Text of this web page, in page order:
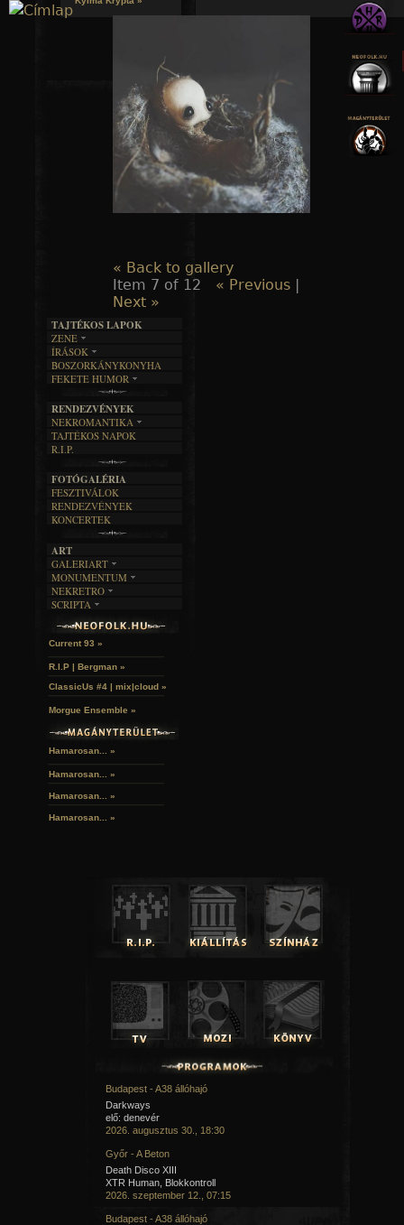
Jump to navigation
« Back to gallery
Item 7 of 12
« Previous |
Next »
TAJTÉKOS LAPOK
ZENE
EGYÜTTESEK
INTERJÚK
FORDÍTÁSOK
DALSZÖVEGEK
ÍRÁSOK
IRODALOM
FILM
MŰVÉSZET
ÍRÁSTÖRTÉNET
BOSZORKÁNYKONYHA
FEKETE HUMOR
SZÖVEGES
RENDEZVÉNYEK
NEKROMANTIKA
AKTUÁLIS
A MÚLT
TAJTÉKOS NAPOK
R.I.P.
FOTÓGALÉRIA
FESZTIVÁLOK
RENDEZVÉNYEK
KONCERTEK
ART
GALERIART
ARTGALERI
KÉPREGÉNYEK
LAKÁSKULTS
MONUMENTUM
TEMETŐK
TEMPLOMOK
VÁRAK
HELYEK
NEKRETRO
SZUBKULT
FEKETE LYUK
RELIKVIÁK
SCRIPTA
NOVELLÁK
Current 93 »
R.I.P | Bergman »
ClassicUs #4 | mix|cloud »
Morgue Ensemble »
Hamarosan... »
Hamarosan... »
Hamarosan... »
Hamarosan... »
Budapest - A38 állóhajó
Darkways
elő: denevér
2026. augusztus 30., 18:30
Győr - A Beton
Death Disco XIII
XTR Human, Blokkontroll
2026. szeptember 12., 07:15
Budapest - A38 állóhajó